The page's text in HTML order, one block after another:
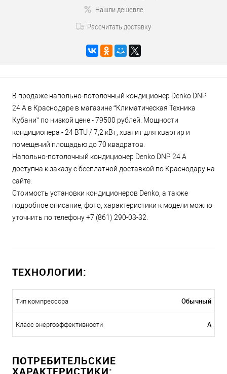
Нашли дешевле
Рассчитать доставку
В продаже напольно-потолочный кондиционер Denko DNP
24 А в Краснодаре в магазине “Климатическая Техника
Кубани” по низкой цене - 79500 рублей. Мощности
кондиционера - 24 BTU / 7,2 кВт, хватит для квартир и
помещений площадью до 70 квадратов.
Напольно-потолочный кондиционер Denko DNP 24 А
доступна к заказу с бесплатной доставкой по Краснодару на
сайте.
Стоимость установки кондиционеров Denko, а также
подробное описание, фото, характеристики к модели можно
уточнить по телефону +7 (861) 290-03-32.
ТЕХНОЛОГИИ:
Тип компрессора Обычный
Класс энергоэффективности A
ПОТРЕБИТЕЛЬСКИЕ